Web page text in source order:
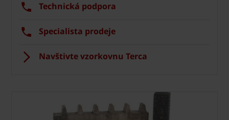
Technická podpora
Specialista prodeje
Navštivte vzorkovnu Terca